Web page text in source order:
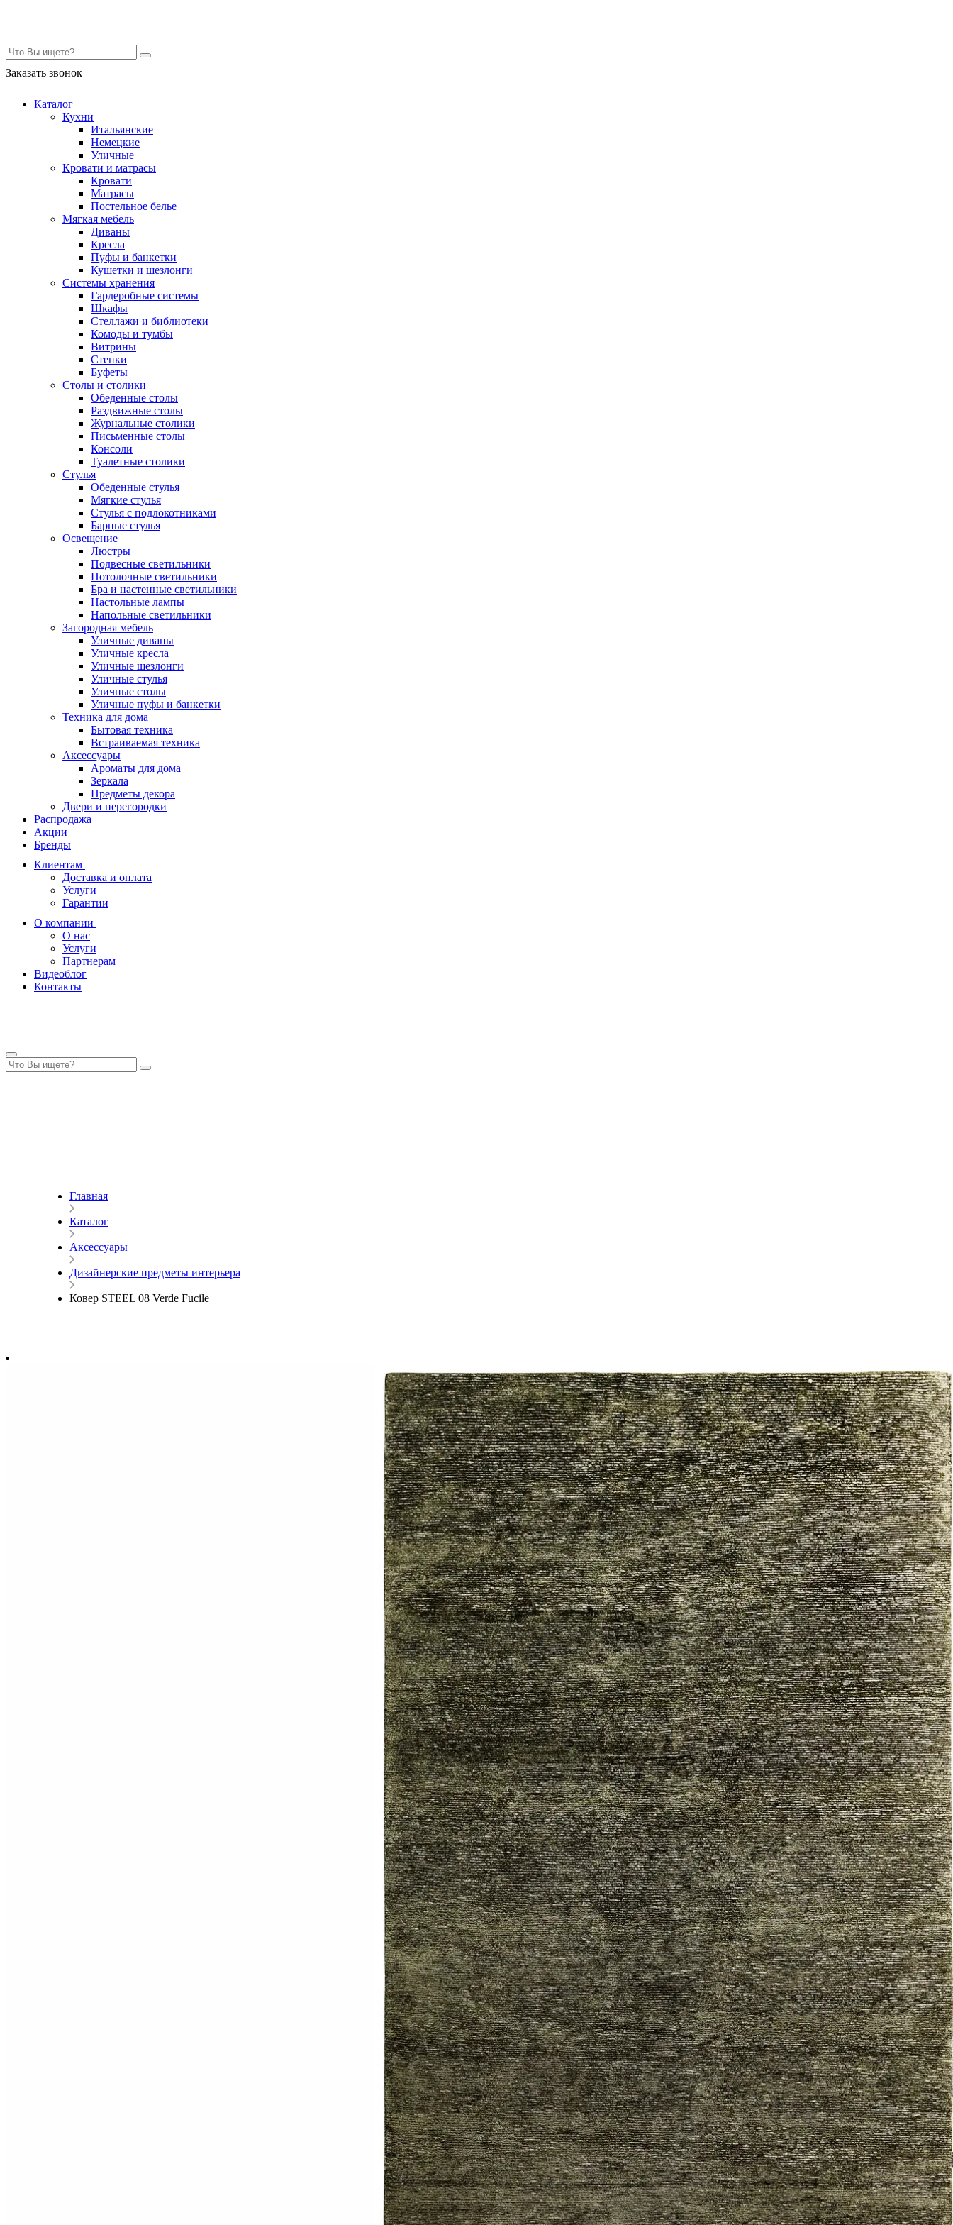
Заказать звонок
Каталог
Кухни
Итальянские
Немецкие
Уличные
Кровати и матрасы
Кровати
Матрасы
Постельное белье
Мягкая мебель
Диваны
Кресла
Пуфы и банкетки
Кушетки и шезлонги
Системы хранения
Гардеробные системы
Шкафы
Стеллажи и библиотеки
Комоды и тумбы
Витрины
Стенки
Буфеты
Столы и столики
Обеденные столы
Раздвижные столы
Журнальные столики
Письменные столы
Консоли
Туалетные столики
Стулья
Обеденные стулья
Мягкие стулья
Стулья с подлокотниками
Барные стулья
Освещение
Люстры
Подвесные светильники
Потолочные светильники
Бра и настенные светильники
Настольные лампы
Напольные светильники
Загородная мебель
Уличные диваны
Уличные кресла
Уличные шезлонги
Уличные стулья
Уличные столы
Уличные пуфы и банкетки
Техника для дома
Бытовая техника
Встраиваемая техника
Аксессуары
Ароматы для дома
Зеркала
Предметы декора
Двери и перегородки
Распродажа
Акции
Бренды
Клиентам
Доставка и оплата
Услуги
Гарантии
О компании
О нас
Услуги
Партнерам
Видеоблог
Контакты
Главная
Каталог
Аксессуары
Дизайнерские предметы интерьера
Ковер STEEL 08 Verde Fucile